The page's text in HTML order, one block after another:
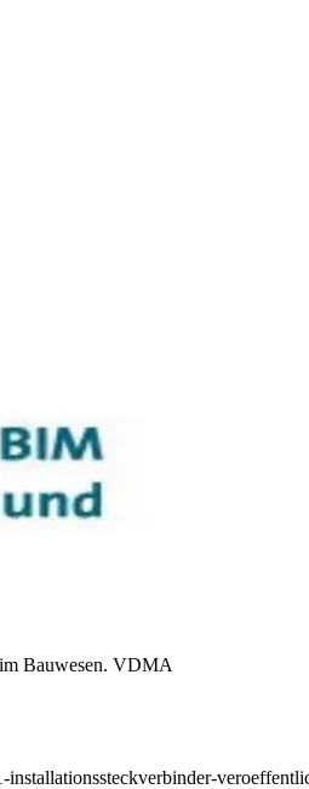
Bauwesen. VDMA